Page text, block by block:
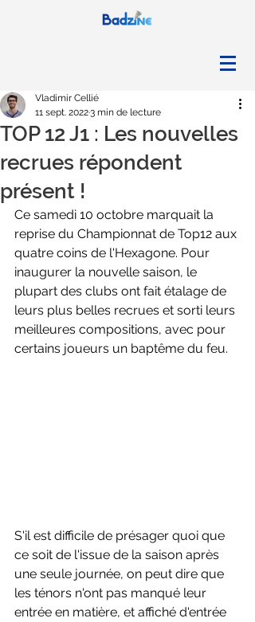
TOP 12 J1 : Les nouvelles
recrues répondent
présent !
Vladimir Cellié
11 sept. 20223 min de lecture
Ce samedi 10 octobre marquait la
reprise du Championnat de Top12 aux
quatre coins de l'Hexagone. Pour
inaugurer la nouvelle saison, le
plupart des clubs ont fait étalage de
leurs plus belles recrues et sorti leurs
meilleures compositions, avec pour
certains joueurs un baptême du feu.
S'il est difficile de présager quoi que
ce soit de l'issue de la saison après
une seule journée, on peut dire que
les ténors n'ont pas manqué leur
entrée en matière, et affiché d'entrée